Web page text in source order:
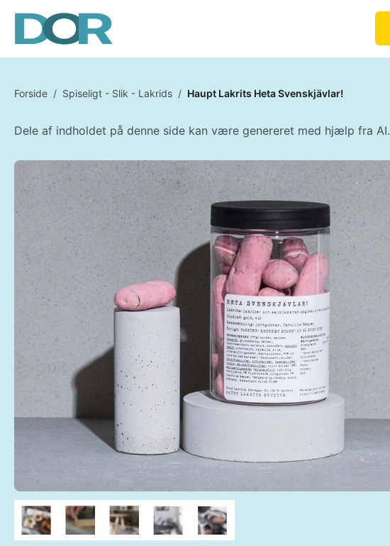
Forside / Spiseligt - Slik - Lakrids / Haupt Lakrits Heta Svenskjävlar!
Dele af indholdet på denne side kan være genereret med hjælp fra AI.